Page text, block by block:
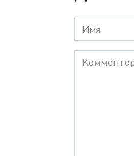
Имя
*
Комментарий